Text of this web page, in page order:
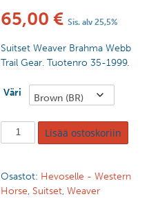
65,00 € Sis. alv 25,5%
Suitset Weaver Brahma Webb
Trail Gear. Tuotenro 35-1999.
Väri
Lisää ostoskoriin
Osastot: Hevoselle - Western
Horse, Suitset, Weaver